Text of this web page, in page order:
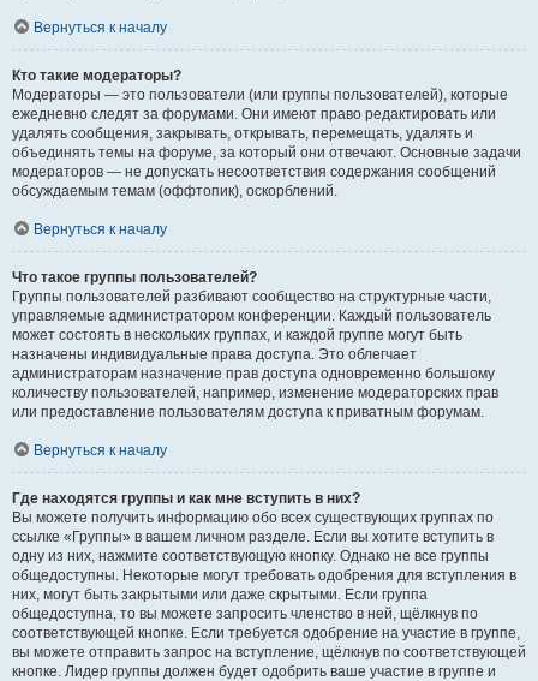
Вернуться к началу
Кто такие модераторы?
Модераторы — это пользователи (или группы пользователей), которые
ежедневно следят за форумами. Они имеют право редактировать или
удалять сообщения, закрывать, открывать, перемещать, удалять и
объединять темы на форуме, за который они отвечают. Основные задачи
модераторов — не допускать несоответствия содержания сообщений
обсуждаемым темам (оффтопик), оскорблений.
Вернуться к началу
Что такое группы пользователей?
Группы пользователей разбивают сообщество на структурные части,
управляемые администратором конференции. Каждый пользователь
может состоять в нескольких группах, и каждой группе могут быть
назначены индивидуальные права доступа. Это облегчает
администраторам назначение прав доступа одновременно большому
количеству пользователей, например, изменение модераторских прав
или предоставление пользователям доступа к приватным форумам.
Вернуться к началу
Где находятся группы и как мне вступить в них?
Вы можете получить информацию обо всех существующих группах по
ссылке «Группы» в вашем личном разделе. Если вы хотите вступить в
одну из них, нажмите соответствующую кнопку. Однако не все группы
общедоступны. Некоторые могут требовать одобрения для вступления в
них, могут быть закрытыми или даже скрытыми. Если группа
общедоступна, то вы можете запросить членство в ней, щёлкнув по
соответствующей кнопке. Если требуется одобрение на участие в группе,
вы можете отправить запрос на вступление, щёлкнув по соответствующей
кнопке. Лидер группы должен будет одобрить ваше участие в группе и